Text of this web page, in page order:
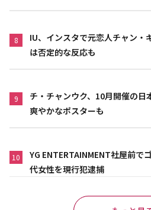
8
IU、インスタで元恋人チャン
は否定的な反応も
9
チ・チャンウク、10月開催の日
爽やかなポスターも
10
YG ENTERTAINMENT社屋前
代女性を現行犯逮捕